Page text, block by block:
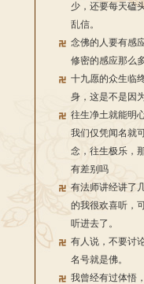
少，还要每天磕
乱信。
念佛的人要有感
修密的感应那么多
十九愿的众生临
身，这是不是因
往生净土就能明
我们仅凭闻名就
念，往生极乐，
有差别吗
有法师讲经讲了
的我很欢喜听，
听进去了。
有人说，不要讨
名号就是佛。
我曾经有过体悟